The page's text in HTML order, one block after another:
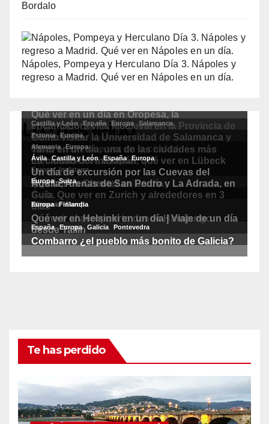
Bordalo
Nápoles, Pompeya y Herculano Día 3. Nápoles y
regreso a Madrid. Qué ver en Nápoles en un día.
Lo más leído
Te has perdido